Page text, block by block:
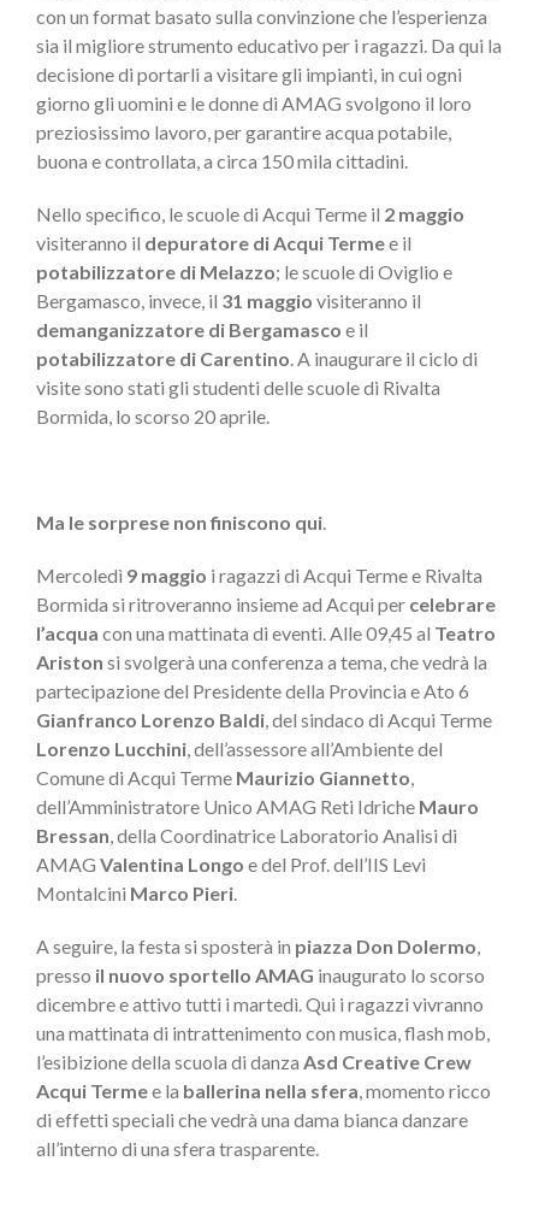
con un format basato sulla convinzione che l’esperienza
sia il migliore strumento educativo per i ragazzi. Da qui la
decisione di portarli a visitare gli impianti, in cui ogni
giorno gli uomini e le donne di AMAG svolgono il loro
preziosissimo lavoro, per garantire acqua potabile,
buona e controllata, a circa 150 mila cittadini.
Nello specifico, le scuole di Acqui Terme il 2 maggio
visiteranno il depuratore di Acqui Termee il
potabilizzatore di Melazzo; le scuole di Oviglio e
Bergamasco, invece, il 31 maggio visiteranno il
demanganizzatore di Bergamasco e il
potabilizzatore di Carentino . A inaugurare il ciclo di
visite sono stati gli studenti delle scuole di Rivalta
Bormida, lo scorso 20 aprile.
Ma le sorprese non finiscono qui
Mercoledì 9 maggio i ragazzi di Acqui Terme e Rivalta
Bormida si ritroveranno insieme ad Acqui per celebrare
l’acqua con una mattinata di eventi. Alle 09,45 al Teatro
Ariston si svolgerà una conferenza a tema, che vedrà la
partecipazione del Presidente della Provincia e Ato 6
Gianfranco Lorenzo Baldi , del sindaco di Acqui Terme
Lorenzo Lucchini , dell’assessore all’Ambiente del
Comune di Acqui Terme Maurizio Giannetto
dell’Amministratore Unico AMAG Reti Idriche Mauro
Bressan , della Coordinatrice Laboratorio Analisi di
AMAG Valentina Longo e del Prof. dell’IIS Levi
Montalcini Marco Pieri
A seguire, la festa si sposterà in piazza Don Dolermo
presso il nuovo sportello AMAG inaugurato lo scorso
dicembre e attivo tutti i martedì. Qui i ragazzi vivranno
una mattinata di intrattenimento con musica, flash mob,
l’esibizione della scuola di danza Asd Creative Crew
Acqui Termee la ballerina nella sfera , momento ricco
di effetti speciali che vedrà una dama bianca danzare
all’interno di una sfera trasparente.